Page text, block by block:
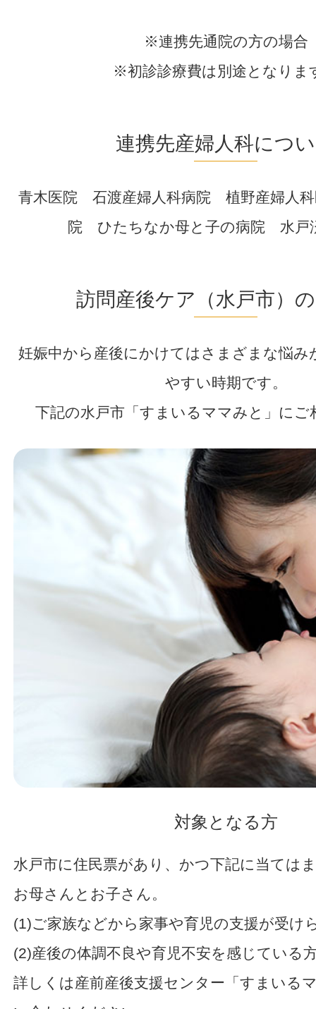
※連携先通院の方の場合
※初診診療費は別途となりま
連携先産婦人科につ
青木医院 石渡産婦人科病院 植野産婦人
院 ひたちなか母と子の病院 水戸
訪問産後ケア（水戸市）
妊娠中から産後にかけてはさまざまな悩み
やすい時期です。
下記の水戸市「すまいるママみと」にご
対象となる方
水戸市に住民票があり、かつ下記に当ては
お母さんとお子さん。
(1)ご家族などから家事や育児の支援が受け
(2)産後の体調不良や育児不安を感じている
詳しくは産前産後支援センター「すまいる